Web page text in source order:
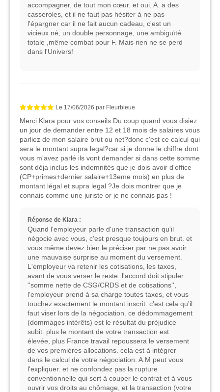
accompagner, de tout mon cœur. et oui, A. a des
casseroles, et il ne faut pas hésiter à ne pas
l'épargner car il ne fait aucun cadeau, c'est un
vicieux né, un double personnage, une ambiguïté
totale ,même combat pour F. Mais rien ne se perd
dans l'Univers!
Le 17/06/2026 par Fleurbleue
Merci Klara pour vos conseils.Du coup quand vous disiez
un jour de demander entre 12 et 18 mois de salaires vous
parliez de mon salaire brut ou net?donc c'est ce calcul qui
sera le montant supra legal?car si je donne le chiffre dont
vous m'avez parlé ils vont demander si dans cette somme
sont déja inclus les indemnités que je dois avoir d'office
(CP+primes+dernier salaire+13eme mois) en plus de
montant légal et supra legal ?Je dois montrer que je
connais comme une juriste or je ne connais pas !
Réponse de Klara :
Quand l'employeur parle d'une transaction qu'il
négocie avec vous, c'est presque toujours en brut. et
vous même devez bien le préciser par ne pas avoir
une mauvaise surprise au moment du versement.
L'employeur va retenir les cotisations, les taxes,
avant de vous verser le reste. l'accord doit stipuler
''somme nette de CSG/CRDS et de cotisations'',
l'employeur prend à sa charge toutes taxes, et vous
touchez exactement le montant inscrit. c'est cela qu'il
faut viser lors de la négociation. ce dédommagement
(dommages intérêts) est le résultat du préjudice
subit. plus le montant de votre transaction est
élevée, plus France travail repoussera le versement
de vos premières allocations. cela est à intégrer
dans le calcul de votre négociation. A.M peut vous
l'expliquer. et ne confondez pas la rupture
conventionnelle qui sert à couper le contrat et à vous
ouvrir vos droits au chômage, et la transaction (votre